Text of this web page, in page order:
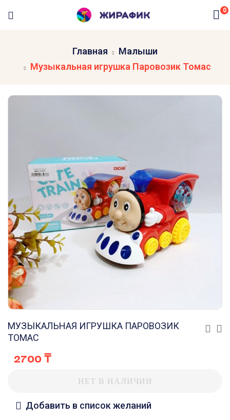
0
Главная
Малыши
Музыкальная игрушка Паровозик Томас
МУЗЫКАЛЬНАЯ ИГРУШКА ПАРОВОЗИК
ТОМАС
2700₸
НЕТ В НАЛИЧИИ
Добавить в список желаний